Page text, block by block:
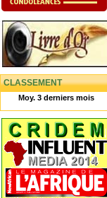
CLASSEMENT
Moy. 3 derniers mois